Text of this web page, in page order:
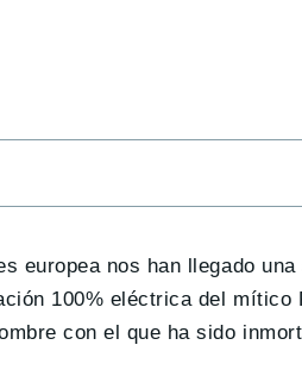
europea nos han llegado
100% eléctrica del mítico
con el que ha sido